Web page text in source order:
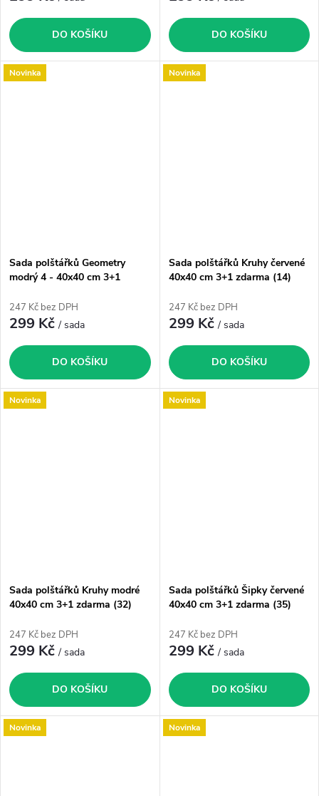
DO KOŠÍKU DO KOŠÍKU
Novinka
Sada polštářků Geometry
modrý 4 - 40x40 cm 3+1
247 Kč bez DPH
299 Kč/ sada
DO KOŠÍKU
Novinka
Sada polštářků Kruhy červené
40x40 cm 3+1 zdarma (14)
247 Kč bez DPH
299 Kč/ sada
DO KOŠÍKU
Novinka
Sada polštářků Kruhy modré
40x40 cm 3+1 zdarma (32)
247 Kč bez DPH
299 Kč/ sada
DO KOŠÍKU
Novinka
Sada polštářků Šipky červené
40x40 cm 3+1 zdarma (35)
247 Kč bez DPH
299 Kč/ sada
DO KOŠÍKU
Novinka Novinka